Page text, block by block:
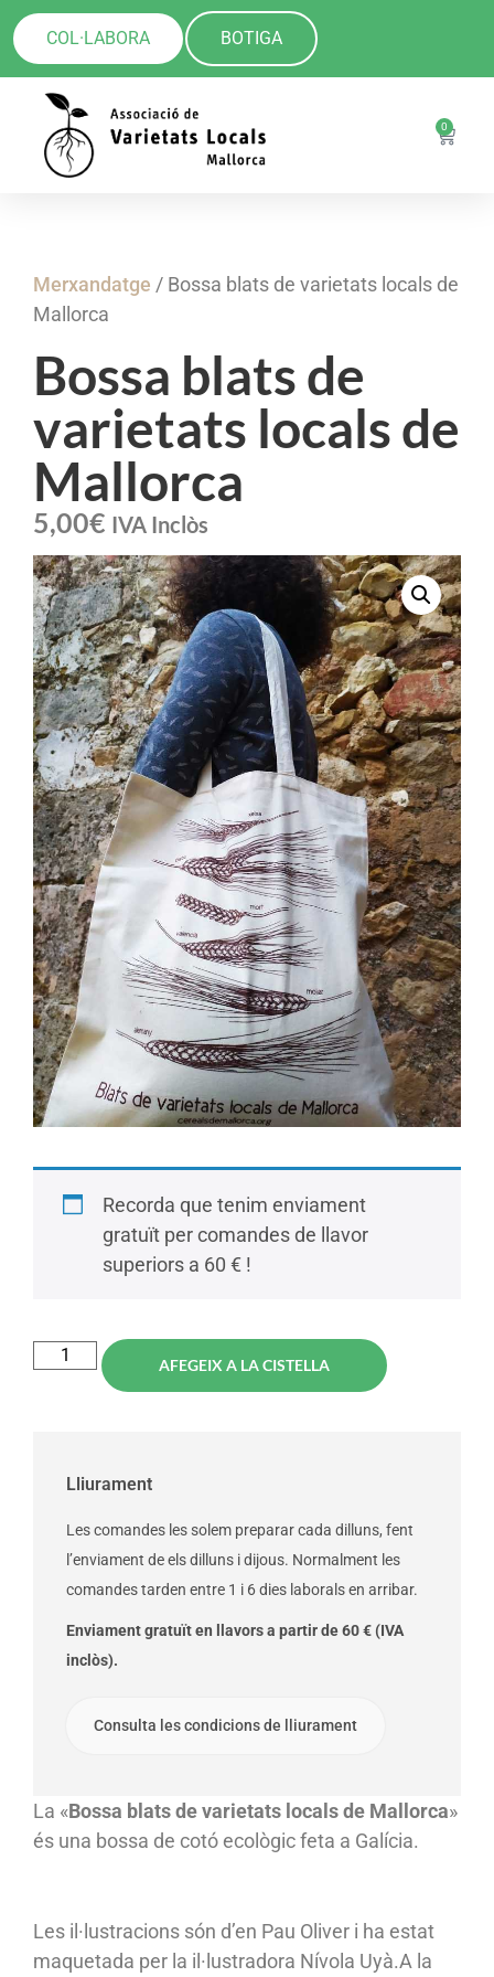
COL·LABORA BOTIGA
0
Merxandatge / Bossa blats de varietats locals de
Mallorca
Bossa blats de
varietats locals de
Mallorca
5,00€ IVA Inclòs
Recorda que tenim enviament
gratuït per comandes de llavor
superiors a 60 € !
AFEGEIX A LA CISTELLA
Lliurament
Les comandes les solem preparar cada dilluns, fent
l’enviament de els dilluns i dijous. Normalment les
comandes tarden entre 1 i 6 dies laborals en arribar.
Enviament gratuït en llavors a partir de 60 € (IVA
inclòs).
Consulta les condicions de lliurament
La «Bossa blats de varietats locals de Mallorca»
és una bossa de cotó ecològic feta a Galícia.
Les il·lustracions són d’en Pau Oliver i ha estat
maquetada per la il·lustradora Nívola Uyà.A la